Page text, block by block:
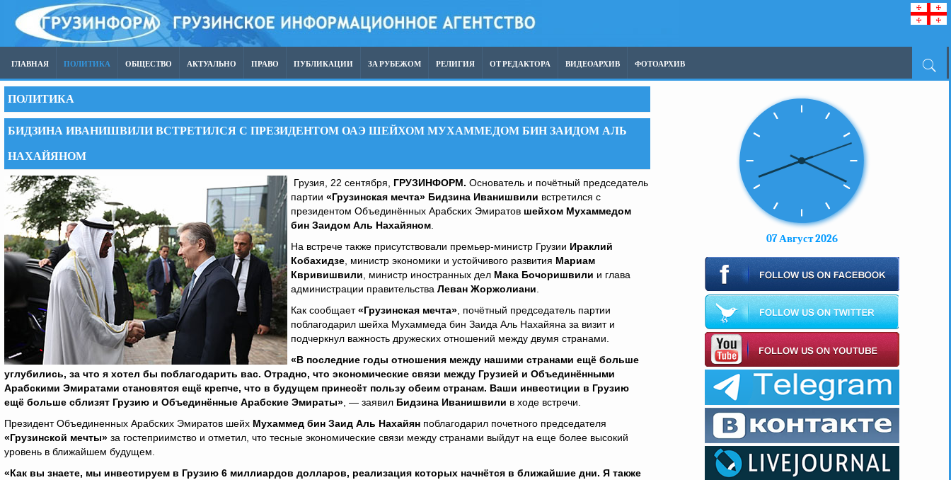
ГЛАВНАЯ ПОЛИТИКА ОБЩЕСТВО АКТУАЛЬНО ПРАВО ПУБЛИКАЦИИ ЗА РУБЕЖОМ РЕЛИГИЯ ОТ РЕДАКТОРА ВИДЕОАРХИВ ФОТОАРХИВ
ПОЛИТИКА
БИДЗИНА ИВАНИШВИЛИ ВСТРЕТИЛСЯ С ПРЕЗИДЕНТОМ ОАЭ ШЕЙХОМ МУХАММЕДОМ БИН ЗАИДОМ АЛЬ
НАХАЙЯНОМ
Грузия, 22 сентября, ГРУЗИНФОРМ. Основатель и почётный председатель
партии «Грузинская мечта» Бидзина Иванишвили встретился с
президентом Объединённых Арабских Эмиратов шейхом Мухаммедом
бин Заидом Аль Нахайяном
На встрече также присутствовали премьер-министр Грузии Ираклий
Кобахидзе , министр экономики и устойчивого развития Мариам
Квривишвили , министр иностранных дел Мака Бочоришвили и глава
администрации правительства Леван Жоржолиани
Как сообщает«Грузинская мечта» , почётный председатель партии
поблагодарил шейха Мухаммеда бин Заида Аль Нахайяна за визит и
подчеркнул важность дружеских отношений между двумя странами.
«В последние годы отношения между нашими странами ещё больше
углубились, за что я хотел бы поблагодарить вас. Отрадно, что экономические связи между Грузией и Объединёнными
Арабскими Эмиратами становятся ещё крепче, что в будущем принесёт пользу обеим странам. Ваши инвестиции в Грузию
ещё больше сблизят Грузию и Объединённые Арабские Эмираты» , — заявил Бидзина Иванишвили в ходе встречи.
Президент Объединенных Арабских Эмиратов шейх Мухаммед бин Заид Аль Нахайян поблагодарил почетного председателя
«Грузинской мечты» за гостеприимство и отметил, что тесные экономические связи между странами выйдут на еще более высокий
уровень в ближайшем будущем.
«Как вы знаете, мы инвестируем в Грузию 6 миллиардов долларов, реализация которых начнётся в ближайшие дни. Я также
07 Август 2026